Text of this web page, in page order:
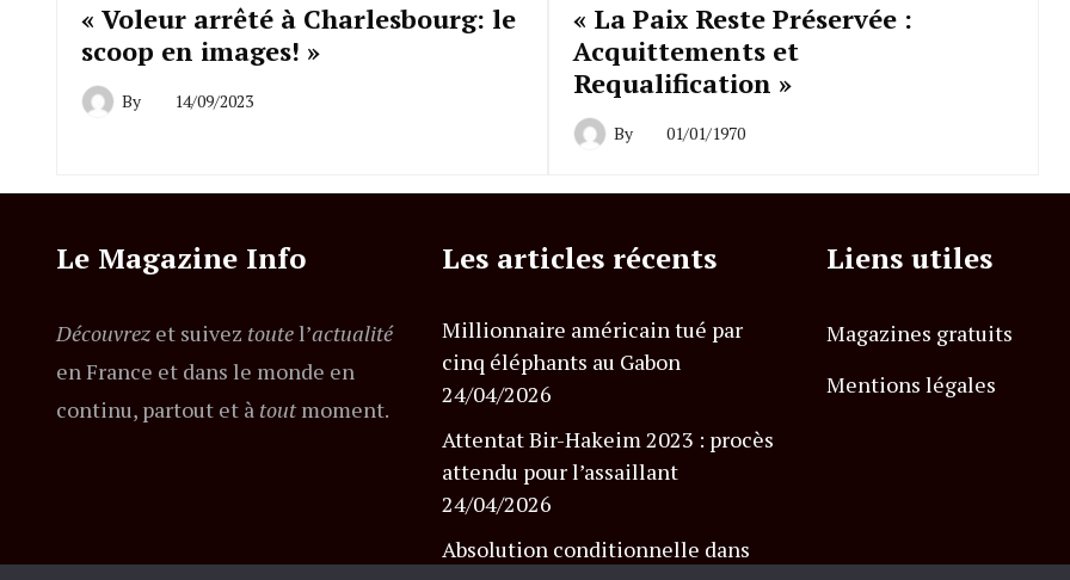
« Voleur arrêté à Charlesbourg: le
scoop en images! »
By 14/09/2023
« La Paix Reste Préservée :
Acquittements et
Requalification »
By 01/01/1970
Le Magazine Info
Découvrez et suivez toutel’actualité
en France et dans le monde en
continu, partout et à toutmoment.
Les articles récents
Millionnaire américain tué par
cinq éléphants au Gabon
24/04/2026
Attentat Bir-Hakeim 2023 : procès
attendu pour l’assaillant
24/04/2026
Absolution conditionnelle dans
Liens utiles
Magazines gratuits
Mentions légales